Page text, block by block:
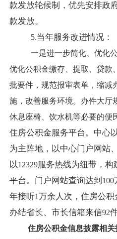
款发放轮候制，优先安排政
款发放。
5.当年服务改进情况：
一是进一步简化、优化
优化公积金缴存、提取、贷款
批要件，规范报审表单，缩减
施，改善服务环境。办件大厅
休息座椅、饮水机等必要的便
住房公积金服务平台。中心
为主阵地，以中心门户网站
以12329服务热线为纽带，构
平台。门户网站查询达到 100
年接听1万余人次，住房公
办结省长、市长信箱来信92
住房公积金信息披露相